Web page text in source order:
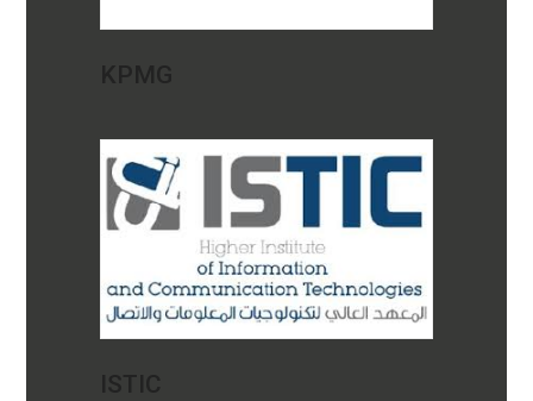
KPMG
ISTIC